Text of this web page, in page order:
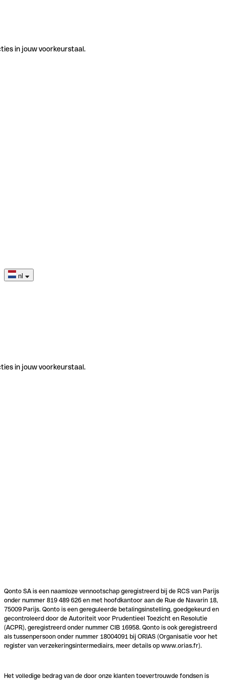
in jouw voorkeurstaal.
nl
in jouw voorkeurstaal.
Qonto SA is een naamloze vennootschap geregistreerd bij de RCS van Parijs
onder nummer 819 489 626 en met hoofdkantoor aan de Rue de Navarin 18,
75009 Parijs. Qonto is een gereguleerde betalingsinstelling, goedgekeurd en
gecontroleerd door de Autoriteit voor Prudentieel Toezicht en Resolutie
(ACPR), geregistreerd onder nummer CIB 16958. Qonto is ook geregistreerd
als tussenpersoon onder nummer 18004091 bij ORIAS (Organisatie voor het
register van verzekeringsintermediairs, meer details op www.orias.fr).
Het volledige bedrag van de door onze klanten toevertrouwde fondsen is